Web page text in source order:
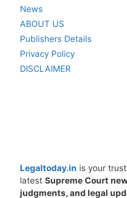
News
ABOUT US
Publishers Details
Privacy Policy
DISCLAIMER
Legaltoday.in is your
latest Supreme Court
judgments, and legal